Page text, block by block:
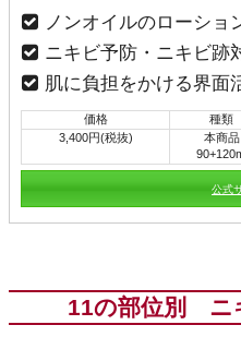
ノンオイルのローショ
ニキビ予防・ニキビ跡
肌に負担をかける界面
価格 種類
3,400円(税抜)
本商品
公式
11の部位別 ニ